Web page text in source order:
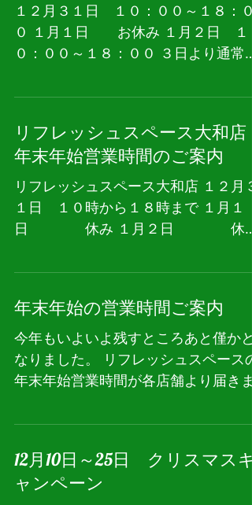
１２月３１日 １０：００～１８：０
０ １月１日 お休み １月２日 １
０：００～１８：００ ３日より通常営
間について各店ごと異なっております
リフレッシュスペース大和店
年末年始営業時間のご案内
リフレッシュスペース大和店 １２月３
１日 １０時から１８時まで １月１
日 休み １月２日 休み
年末年始の営業時間ご案内
今年もいよいよ残すところあと僅かと
なりました。 リフレッシュスペースの
年末年始営業時間が各店舗より届きま
12月10日～25日 クリスマスキ
ャンペーン